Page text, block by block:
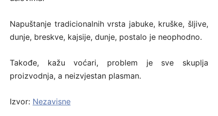
Napuštanje tradicionalnih vrsta jabuke, kruške, šljive,
dunje, breskve, kajsije, dunje, postalo je neophodno.
Takođe, kažu voćari, problem je sve skuplja
proizvodnja, a neizvjestan plasman.
Izvor: Nezavisne